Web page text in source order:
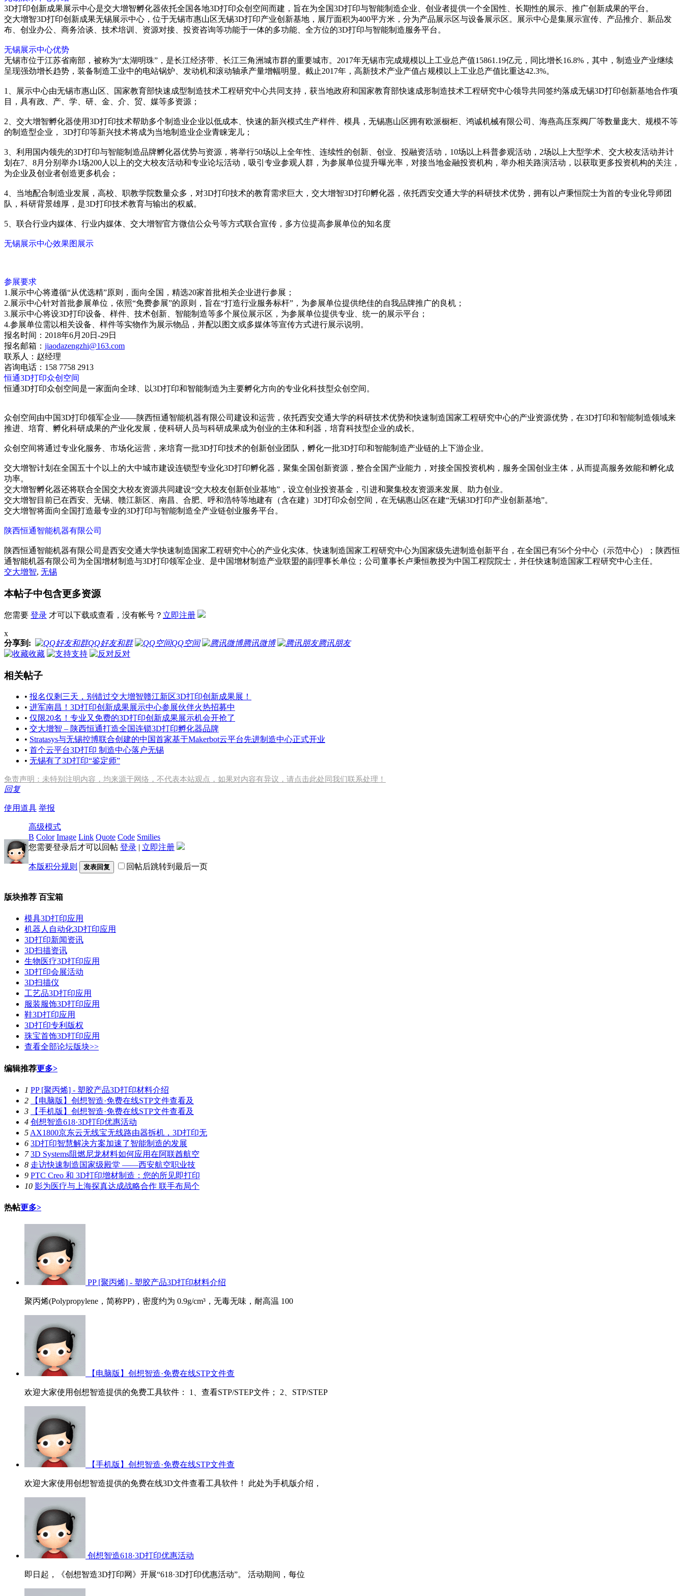
3D打印创新成果展示中心是交大增智孵化器依托全国各地3D打印众创空间而建，旨在为全国3D打印与智能制造企业、创业者提供一个全国性、长期性的展示、推广创新成果的平台。
交大增智3D打印创新成果无锡展示中心，位于无锡市惠山区无锡3D打印产业创新基地，展厅面积为400平方米，分为产品展示区与设备展示区。展示中心是集展示宣传、产品推介、新品发
布、创业办公、商务洽谈、技术培训、资源对接、投资咨询等功能于一体的多功能、全方位的3D打印与智能制造服务平台。
无锡展示中心优势
无锡市位于江苏省南部，被称为“太湖明珠”，是长江经济带、长江三角洲城市群的重要城市。2017年无锡市完成规模以上工业总产值15861.19亿元，同比增长16.8%，其中，制造业产业继续
呈现强劲增长趋势，装备制造工业中的电站锅炉、发动机和滚动轴承产量增幅明显。截止2017年，高新技术产业产值占规模以上工业总产值比重达42.3%。
1、展示中心由无锡市惠山区、国家教育部快速成型制造技术工程研究中心共同支持，获当地政府和国家教育部快速成形制造技术工程研究中心领导共同签约落成无锡3D打印创新基地合作项
目，具有政、产、学、研、金、介、贸、媒等多资源；
2、交大增智孵化器使用3D打印技术帮助多个制造业企业以低成本、快速的新兴模式生产样件、模具，无锡惠山区拥有欧派橱柜、鸿诚机械有限公司、海燕高压泵阀厂等数量庞大、规模不等
的制造型企业， 3D打印等新兴技术将成为当地制造业企业青睐宠儿；
3、利用国内领先的3D打印与智能制造品牌孵化器优势与资源，将举行50场以上全年性、连续性的创新、创业、投融资活动，10场以上科普参观活动，2场以上大型学术、交大校友活动并计
划在7、8月分别举办1场200人以上的交大校友活动和专业论坛活动，吸引专业参观人群，为参展单位提升曝光率，对接当地金融投资机构，举办相关路演活动，以获取更多投资机构的关注，
为企业及创业者创造更多机会；
4、当地配合制造业发展，高校、职教学院数量众多，对3D打印技术的教育需求巨大，交大增智3D打印孵化器，依托西安交通大学的科研技术优势，拥有以卢秉恒院士为首的专业化导师团
队，科研背景雄厚，是3D打印技术教育与输出的权威。
5、联合行业内媒体、行业内媒体、交大增智官方微信公众号等方式联合宣传，多方位提高参展单位的知名度
无锡展示中心效果图展示
参展要求
1.展示中心将遵循“从优选精”原则，面向全国，精选20家首批相关企业进行参展；
2.展示中心针对首批参展单位，依照“免费参展”的原则，旨在“打造行业服务标杆”，为参展单位提供绝佳的自我品牌推广的良机；
3.展示中心将设3D打印设备、样件、技术创新、智能制造等多个展位展示区，为参展单位提供专业、统一的展示平台；
4.参展单位需以相关设备、样件等实物作为展示物品，并配以图文或多媒体等宣传方式进行展示说明。
报名时间：2018年6月20日-29日
报名邮箱： jiaodazengzhi@163.com
联系人：赵经理
咨询电话：158 7758 2913
恒通3D打印众创空间
恒通3D打印众创空间是一家面向全球、以3D打印和智能制造为主要孵化方向的专业化科技型众创空间。
众创空间由中国3D打印领军企业——陕西恒通智能机器有限公司建设和运营，依托西安交通大学的科研技术优势和快速制造国家工程研究中心的产业资源优势，在3D打印和智能制造领域来
推进、培育、孵化科研成果的产业化发展，使科研人员与科研成果成为创业的主体和利器，培育科技型企业的成长。
众创空间将通过专业化服务、市场化运营，来培育一批3D打印技术的创新创业团队，孵化一批3D打印和智能制造产业链的上下游企业。
交大增智计划在全国五十个以上的大中城市建设连锁型专业化3D打印孵化器，聚集全国创新资源，整合全国产业能力，对接全国投资机构，服务全国创业主体，从而提高服务效能和孵化成
功率。
交大增智孵化器还将联合全国交大校友资源共同建设“交大校友创新创业基地”，设立创业投资基金，引进和聚集校友资源来发展、助力创业。
交大增智目前已在西安、无锡、赣江新区、南昌、合肥、呼和浩特等地建有（含在建）3D打印众创空间，在无锡惠山区在建“无锡3D打印产业创新基地”。
交大增智将面向全国打造最专业的3D打印与智能制造全产业链创业服务平台。
陕西恒通智能机器有限公司
陕西恒通智能机器有限公司是西安交通大学快速制造国家工程研究中心的产业化实体。快速制造国家工程研究中心为国家级先进制造创新平台，在全国已有56个分中心（示范中心）；陕西恒
通智能机器有限公司为全国增材制造与3D打印领军企业、是中国增材制造产业联盟的副理事长单位；公司董事长卢秉恒教授为中国工程院院士，并任快速制造国家工程研究中心主任。
交大增智, 无锡
本帖子中包含更多资源
您需要 登录 才可以下载或查看，没有帐号？ 立即注册
x
分享到:
QQ好友和群 QQ空间 腾讯微博
腾讯朋友
收藏
支持 反对
相关帖子
• 报名仅剩三天，别错过交大增智赣江新区3D打印创新成果展！
• 进军南昌！3D打印创新成果展示中心参展伙伴火热招募中
• 仅限20名！专业又免费的3D打印创新成果展示机会开抢了
• 交大增智 – 陕西恒通打造全国连锁3D打印孵化器品牌
• Stratasys与无锡控博联合创建的中国首家基于Makerbot云平台先进制造中心正式开业
• 首个云平台3D打印 制造中心落户无锡
• 无锡有了3D打印“鉴定师”
免责声明：未特别注明内容，均来源于网络，不代表本站观点，如果对内容有异议，请点击此处同我们联系处理！
回复
使用道具 举报
高级模式
B Color Image Link Quote Code Smilies
您需要登录后才可以回帖 登录 | 立即注册
本版积分规则 发表回复 回帖后跳转到最后一页
版块推荐 百宝箱
模具3D打印应用
机器人自动化3D打印应用
3D打印新闻资讯
3D扫描资讯
生物医疗3D打印应用
3D打印会展活动
3D扫描仪
工艺品3D打印应用
服装服饰3D打印应用
鞋3D打印应用
3D打印专利版权
珠宝首饰3D打印应用
查看全部论坛版块>>
编辑推荐更多>
1 PP [聚丙烯] - 塑胶产品3D打印材料介绍
2
【电脑版】创想智造·免费在线STP文件查看及
3
【手机版】创想智造·免费在线STP文件查看及
4 创想智造618·3D打印优惠活动
5 AX1800京东云无线宝无线路由器拆机，3D打印无
6 3D打印智慧解决方案加速了智能制造的发展
7 3D Systems阻燃尼龙材料如何应用在阿联酋航空
8 走访快速制造国家级殿堂 ——西安航空职业技
9 PTC Creo 和 3D打印增材制造：您的所见即打印
10 影为医疗与上海探真达成战略合作 联手布局个
热帖更多>
PP [聚丙烯] - 塑胶产品3D打印材料介绍
聚丙烯(Polypropylene，简称PP)，密度约为 0.9g/cm³，无毒无味，耐高温 100
【电脑版】创想智造·免费在线STP文件查
欢迎大家使用创想智造提供的免费工具软件： 1、查看STP/STEP文件； 2、STP/STEP
【手机版】创想智造·免费在线STP文件查
欢迎大家使用创想智造提供的免费在线3D文件查看工具软件！ 此处为手机版介绍，
创想智造618·3D打印优惠活动
即日起，《创想智造3D打印网》开展“618·3D打印优惠活动”。 活动期间，每位